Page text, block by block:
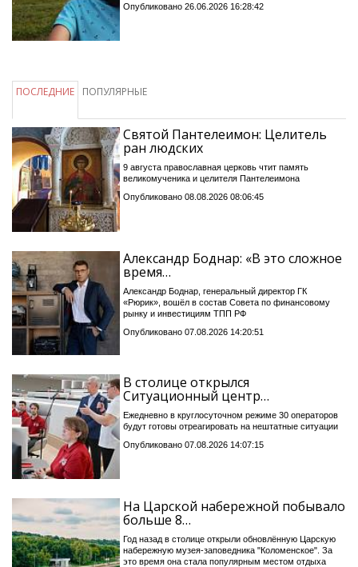
Опубликовано 26.06.2026 16:28:42
ПОСЛЕДНИЕ ПОПУЛЯРНЫЕ
Святой Пантелеимон: Целитель
ран людских
9 августа православная церковь чтит память
великомученика и целителя Пантелеимона
Опубликовано 08.08.2026 08:06:45
Александр Боднар: «В это сложное
время…
Александр Боднар, генеральный директор ГК
«Рюрик», вошёл в состав Совета по финансовому
рынку и инвестициям ТПП РФ
Опубликовано 07.08.2026 14:20:51
В столице открылся
Ситуационный центр…
Ежедневно в круглосуточном режиме 30 операторов
будут готовы отреагировать на нештатные ситуации
Опубликовано 07.08.2026 14:07:15
На Царской набережной побывало
больше 8…
Год назад в столице открыли обновлённую Царскую
набережную музея-заповедника "Коломенское". За
это время она стала популярным местом отдыха